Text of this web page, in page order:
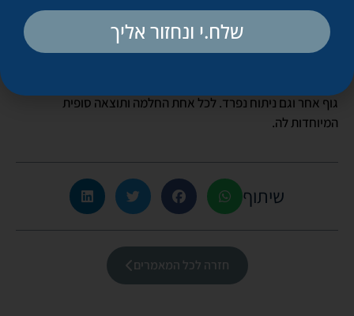
הספציפית לכל מנותחת ולכל ניתוח, והסוף תמיד חייב להיות
בהשוואה לנקודת ההתחלה.
גוף אחר וגם ניתוח נפרד. לכל אחת החלמה ותוצאה סופית
המיוחדות לה.
שיתוף
חזרה לכל המאמרים
שלח.י ונחזור אליך